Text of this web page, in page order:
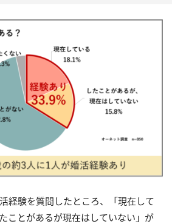
経験を質問したところ、「現在して
ことがあるが現在はしていない」が